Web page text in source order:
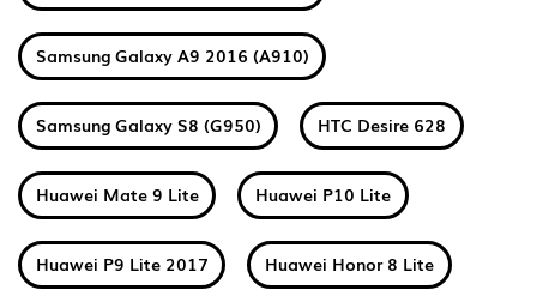
Samsung Galaxy A9 2016 (A910)
Samsung Galaxy S8 (G950) HTC Desire 628
Huawei Mate 9 Lite Huawei P10 Lite
Huawei P9 Lite 2017 Huawei Honor 8 Lite